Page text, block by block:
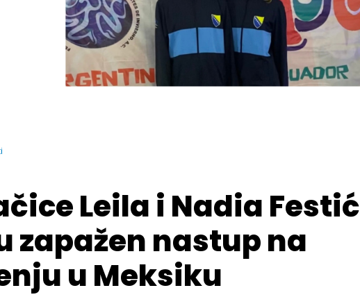
Leila i Nadia Festić
zapažen nastup na
u Meksiku